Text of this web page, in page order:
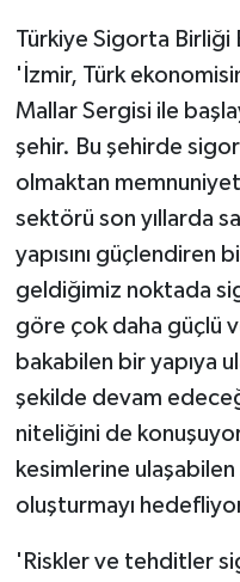
Türkiye Sigorta Birliği
'İzmir, Türk
Mallar Sergisi ile
şehir. Bu şehirde
olmaktan
sektörü son yıllarda
yapısını güçlendiren
geldiğimiz noktada
göre çok daha güçlü
bakabilen bir yapıya
şekilde devam
niteliğini de
kesimlerine
oluşturmayı
'Riskler ve tehditler